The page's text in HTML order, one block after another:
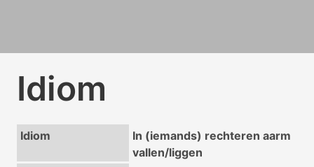
Idiom
Idiom
In (iemands) rechteren aarm
vallen/liggen